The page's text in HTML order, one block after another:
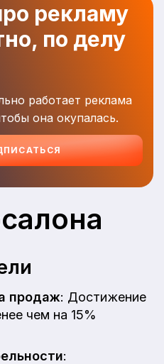
рекламу
по делу
работает реклама
она окупалась.
продаж: Достижение
чем на 15%
: